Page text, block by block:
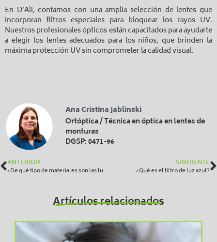
En D’Ali, contamos con una amplia selección de lentes que
incorporan filtros especiales para bloquear los rayos UV.
Nuestros profesionales ópticos están capacitados para ayudarte
a elegir los lentes adecuados para los niños, que brinden la
máxima protección UV sin comprometer la calidad visual.
Ana Cristina Jablinski
Ortóptica / Técnica en óptica en lentes de
monturas
DGSP: 0471-96
ANTERIOR
¿De qué tipo de materiales son las lunas?
SIGUIENTE
¿Qué es el filtro de luz azul?
Artículos relacionados